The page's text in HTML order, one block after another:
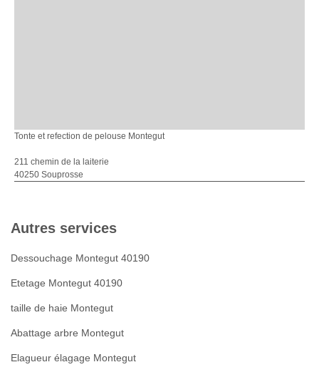
Tonte et refection de pelouse Montegut
211 chemin de la laiterie
40250 Souprosse
Autres services
Dessouchage Montegut 40190
Etetage Montegut 40190
taille de haie Montegut
Abattage arbre Montegut
Elagueur élagage Montegut